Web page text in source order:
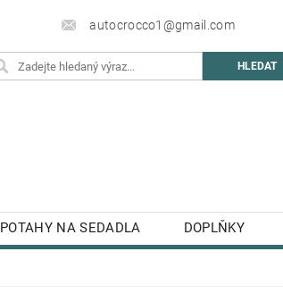
autocrocco1@gmail.com
POTAHY NA SEDADLA DOPLŇKY